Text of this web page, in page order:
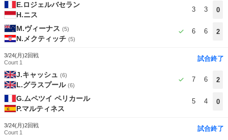
E.ロジェルバセラン
H.ニス
3 3 0
M.ヴィーナス (5)
N.メクティッチ (5)
6 6 2
3/24(月)2回戦
Court 1
試合終了
J.キャッシュ (6)
L.グラスプール (6)
7 6 2
G.ムペツイ ペリカール
P.マルティネス
5 4 0
3/24(月)2回戦
Court 1
試合終了